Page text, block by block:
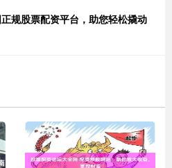
规股票配资平台，助您轻松撬动